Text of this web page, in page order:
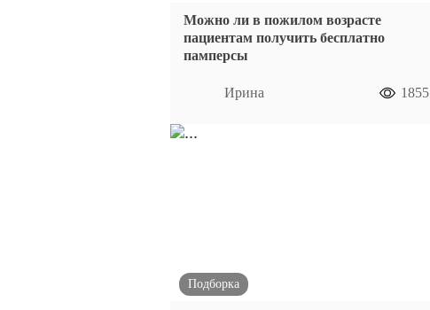
Можно ли в пожилом возрасте
пациентам получить бесплатно
памперсы
Ирина 1855
Подборка